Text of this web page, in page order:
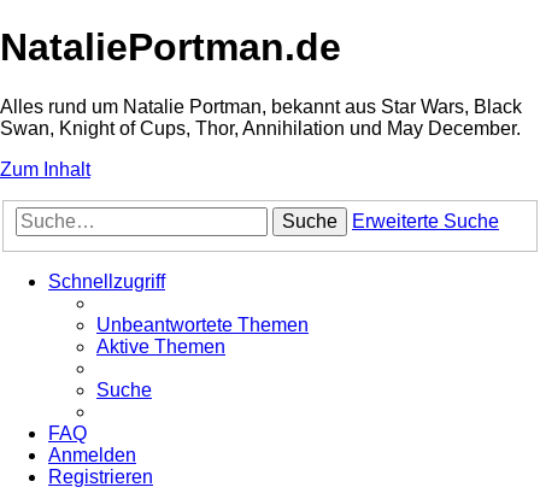
NataliePortman.de
Alles rund um Natalie Portman, bekannt aus Star Wars, Black
Swan, Knight of Cups, Thor, Annihilation und May December.
Zum Inhalt
Suche Erweiterte Suche
Schnellzugriff
Unbeantwortete Themen
Aktive Themen
Suche
FAQ
Anmelden
Registrieren